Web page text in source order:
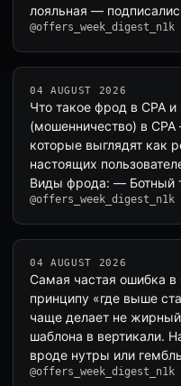
лояльная —
@offers_week_digest_n1k
04 AUGUST 2026
Что такое фрод в CPA
(мошенничество) в
которые выглядят как
настоящих
Виды фрода: — Ботный
@offers_week_digest_n1k
04 AUGUST 2026
Самая частая ошибка
принципу «где выше
чаще делает не
шаблона в вертикали.
вроде нутры или
@offers_week_digest_n1k